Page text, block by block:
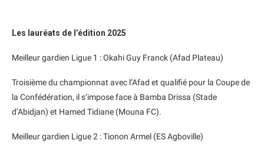
Les lauréats de l’édition 2025
Meilleur gardien Ligue 1 : Okahi Guy Franck (Afad Plateau)
Troisième du championnat avec l’Afad et qualifié pour la Coupe de
la Confédération, il s’impose face à Bamba Drissa (Stade
d’Abidjan) et Hamed Tidiane (Mouna FC).
Meilleur gardien Ligue 2 : Tionon Armel (ES Agboville)